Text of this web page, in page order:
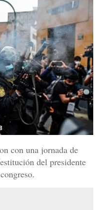
con una jornada de
del presidente